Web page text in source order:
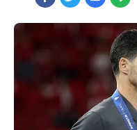
หาร้านร่วมรายการ
FAQs